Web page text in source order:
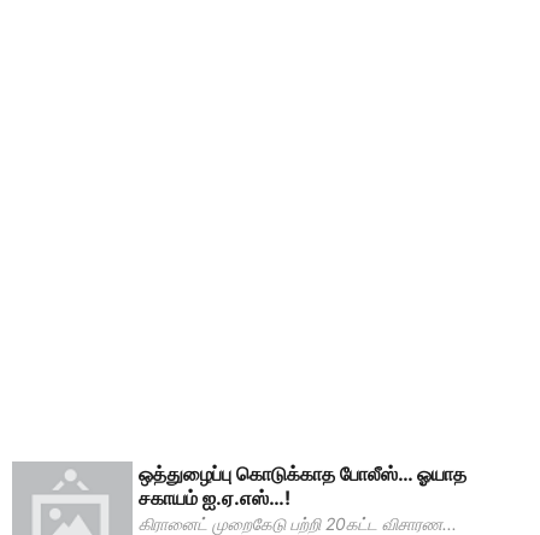
ஒத்துழைப்பு கொடுக்காத போலீஸ்… ஓயாத
சகாயம் ஐ.ஏ.எஸ்…!
கிரானைட் முறைகேடு பற்றி 20கட்ட விசாரண...